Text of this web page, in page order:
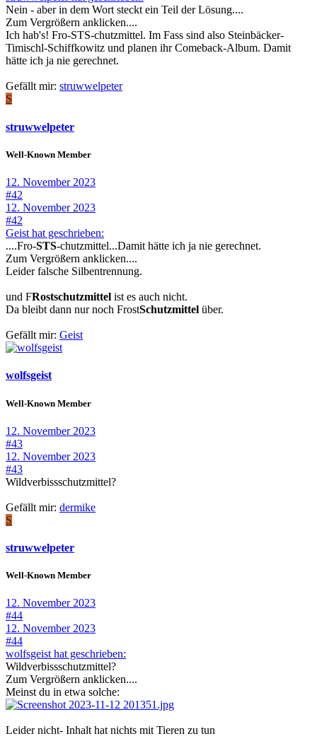
Nein - aber in dem Wort steckt ein Teil der Lösung....
Zum Vergrößern anklicken....
Ich hab's! Fro-STS-chutzmittel. Im Fass sind also Steinbäcker-
Timischl-Schiffkowitz und planen ihr Comeback-Album. Damit
hätte ich ja nie gerechnet.
Gefällt mir: struwwelpeter
S
struwwelpeter
Well-Known Member
12. November 2023
#42
12. November 2023
#42
Geist hat geschrieben:
....Fro-STS-chutzmittel...Damit hätte ich ja nie gerechnet.
Zum Vergrößern anklicken....
Leider falsche Silbentrennung.
und FRostschutzmittel ist es auch nicht.
Da bleibt dann nur noch FrostSchutzmittel über.
Gefällt mir: Geist
wolfsgeist
Well-Known Member
12. November 2023
#43
12. November 2023
#43
Wildverbissschutzmittel?
Gefällt mir: dermike
S
struwwelpeter
Well-Known Member
12. November 2023
#44
12. November 2023
#44
wolfsgeist hat geschrieben:
Wildverbissschutzmittel?
Zum Vergrößern anklicken....
Meinst du in etwa solche:
Leider nicht- Inhalt hat nichts mit Tieren zu tun